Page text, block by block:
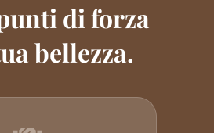
di forza
bellezza.